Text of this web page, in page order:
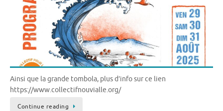
Ainsi que la grande tombola, plus d’info sur ce lien
https://www.collectifnouvialle.org/
Continue reading